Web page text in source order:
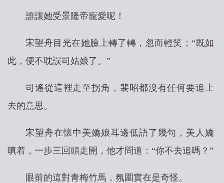
誰讓她受景隆帝寵愛呢！
宋望舟目光在她臉上轉了轉，忽而輕笑：“既如
此，便不耽誤司姑娘了。”
司遙從這裡走至拐角，裴昭都沒有任何要追上
去的意思。
宋望舟在懷中美嬌娘耳邊低語了幾句，美人嬌
嗔着，一步三回頭走開，他才問道：“你不去追嗎？”
眼前的這對青梅竹馬，氛圍實在是奇怪。